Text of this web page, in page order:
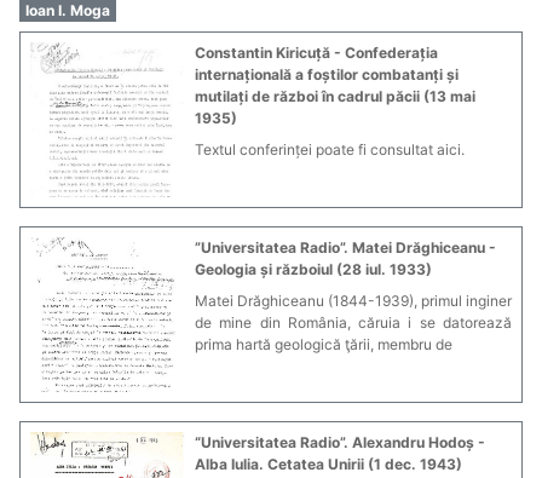
Ioan I. Moga
Constantin Kiricuță - Confederația
internațională a foștilor combatanți și
mutilați de război în cadrul păcii (13 mai
1935)
Textul conferinței poate fi consultat aici.
”Universitatea Radio”. Matei Drăghiceanu -
Geologia și războiul (28 iul. 1933)
Matei Drăghiceanu (1844-1939), primul inginer
de mine din România, căruia i se datorează
prima hartă geologică ţării, membru de
“Universitatea Radio”. Alexandru Hodoș -
Alba Iulia. Cetatea Unirii (1 dec. 1943)